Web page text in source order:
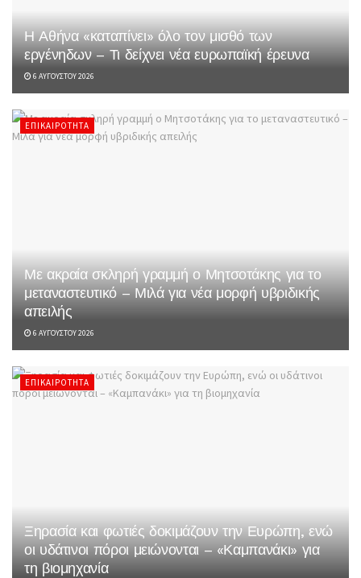
Η Αθήνα «καταπίνει» όλο τον μισθό των
εργένηδων – Τι δείχνει νέα ευρωπαϊκή έρευνα
6 ΑΥΓΟΎΣΤΟΥ 2026
ΕΠΙΚΑΙΡΌΤΗΤΑ
Με ακραία σκληρή γραμμή ο Μητσοτάκης για το
μεταναστευτικό – Μιλά για νέα μορφή υβριδικής
απειλής
6 ΑΥΓΟΎΣΤΟΥ 2026
ΕΠΙΚΑΙΡΌΤΗΤΑ
Ξηρασία και φωτιές δοκιμάζουν την Ευρώπη, ενώ
οι υδάτινοι πόροι μειώνονται – «Καμπανάκι» για
τη βιομηχανία